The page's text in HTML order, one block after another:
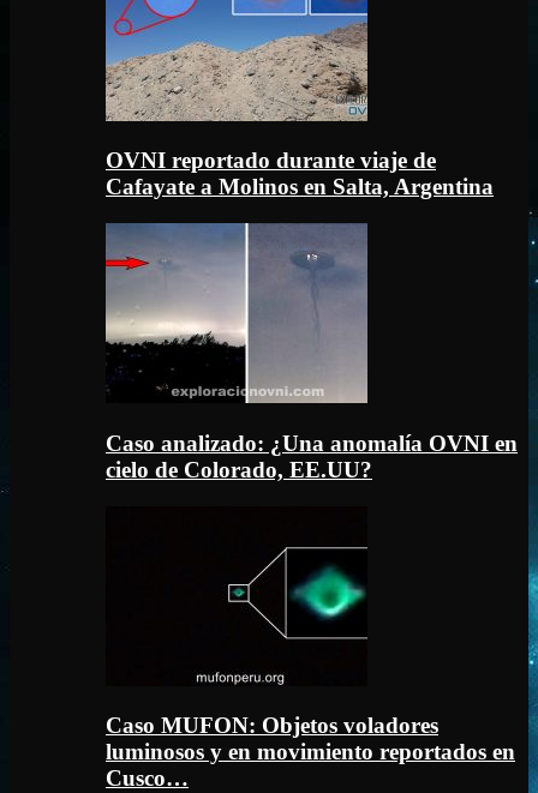
OVNI reportado durante viaje de
Cafayate a Molinos en Salta, Argentina
Caso analizado: ¿Una anomalía OVNI en
cielo de Colorado, EE.UU?
Caso MUFON: Objetos voladores
luminosos y en movimiento reportados en
Cusco…